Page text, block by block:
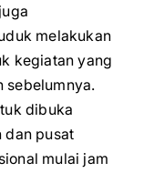
melakukan
kegiatan yang
sebelumnya.
dibuka
dan pusat
mulai jam